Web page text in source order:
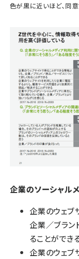
色が黒に近いほど、同
企業のソーシャル
企業のウェブ
企業／ブラン
ることができ
企業のウェブ